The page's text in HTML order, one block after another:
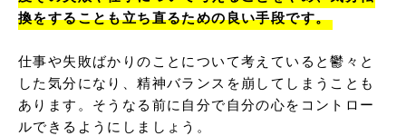
換をすることも立ち直るための良い手段です。
仕事や失敗ばかりのことについて考えていると鬱々と
した気分になり、精神バランスを崩してしまうことも
あります。そうなる前に自分で自分の心をコントロー
ルできるようにしましょう。